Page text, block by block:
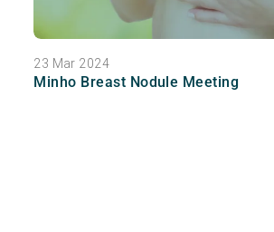
23 Mar 2024
Minho Breast Nodule Meeting